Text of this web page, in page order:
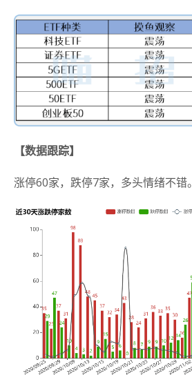
【数据跟踪】
涨停60家，跌停7家，多头情绪不错。